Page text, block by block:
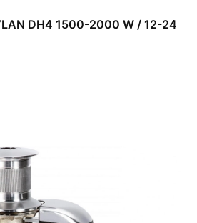
DH4 1500-2000 W / 12-24